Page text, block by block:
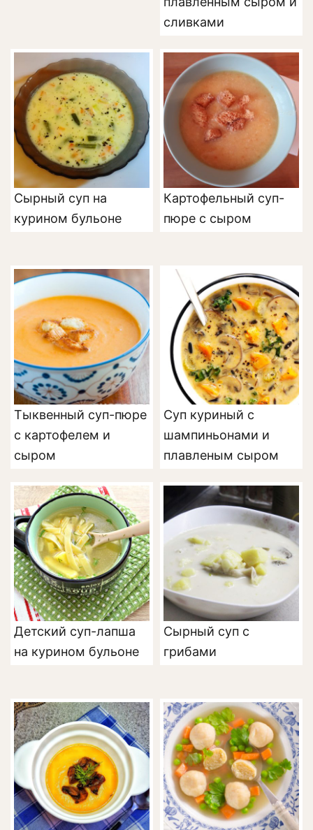
сливками
Сырный суп на
курином бульоне
Картофельный суп-
пюре с сыром
Тыквенный суп-пюре
с картофелем и
сыром
Суп куриный с
шампиньонами и
плавленым сыром
Детский суп-лапша
на курином бульоне
Сырный суп с
грибами